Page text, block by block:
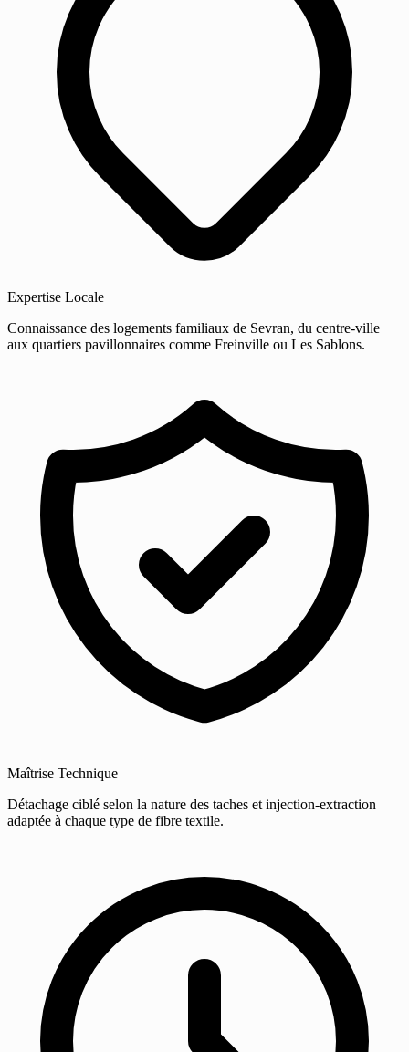
Expertise Locale
Connaissance des logements familiaux de Sevran, du centre-ville
aux quartiers pavillonnaires comme Freinville ou Les Sablons.
Maîtrise Technique
Détachage ciblé selon la nature des taches et injection-extraction
adaptée à chaque type de fibre textile.